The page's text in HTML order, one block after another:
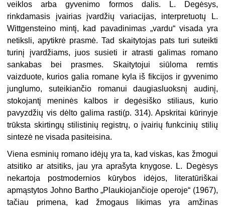
veiklos arba gyvenimo formos dalis. L. Degėsys,
rinkdamasis įvairias įvardžių variacijas, interpretuotų L.
Wittgensteino mintį, kad pavadinimas „vardu“ visada yra
netiksli, apytikrė prasmė. Tad skaitytojas pats turi suteikti
turinį įvardžiams, juos susieti ir atrasti galimas romano
sankabas bei prasmes. Skaitytojui siūloma remtis
vaizduote, kurios galia romane kyla iš fikcijos ir gyvenimo
junglumo, suteikiančio romanui daugiasluoksnį audinį,
stokojantį meninės kalbos ir degėsiško stiliaus, kurio
pavyzdžių vis dėlto galima rasti(p. 314). Apskritai kūrinyje
trūksta skirtingų stilistinių registrų, o įvairių funkcinių stilių
sintezė ne visada pasiteisina.
Viena esminių romano idėjų yra ta, kad viskas, kas žmogui
atsitiko ar atsitiks, jau yra aprašyta knygose. L. Degėsys
nekartoja postmodernios kūrybos idėjos, literatūriškai
apmąstytos Johno Bartho „Plaukiojančioje operoje“ (1967),
tačiau primena, kad žmogaus likimas yra amžinas